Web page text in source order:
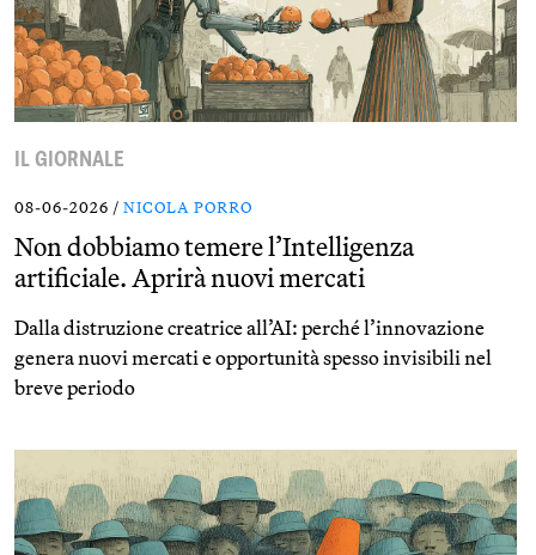
IL GIORNALE
08-06-2026 / NICOLA PORRO
Non dobbiamo temere l’Intelligenza
artificiale. Aprirà nuovi mercati
Dalla distruzione creatrice all’AI: perché l’innovazione
genera nuovi mercati e opportunità spesso invisibili nel
breve periodo